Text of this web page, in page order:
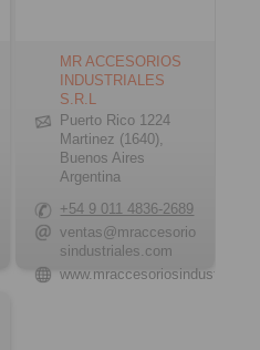
MR ACCESORIOS
INDUSTRIALES
S.R.L
Puerto Rico 1224
Martinez (1640),
Buenos Aires
Argentina
+54 9 011 4836-2689
ventas@mraccesorio
sindustriales.com